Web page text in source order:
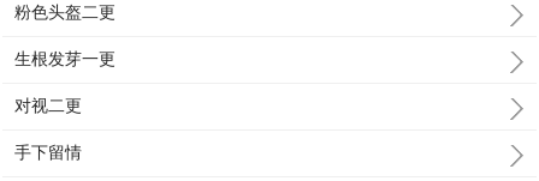
粉色头盔二更
生根发芽一更
对视二更
手下留情